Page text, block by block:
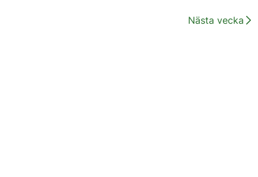
Nästa vecka